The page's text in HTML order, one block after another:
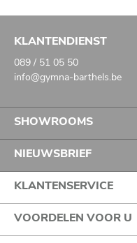
KLANTENDIENST
089 / 51 05 50
info@gymna-barthels.be
SHOWROOMS
NIEUWSBRIEF
KLANTENSERVICE
VOORDELEN VOOR U